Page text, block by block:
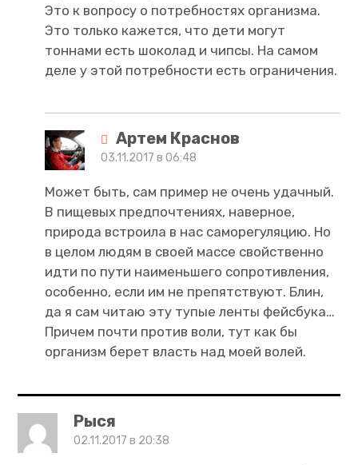
Это к вопросу о потребностях организма.
Это только кажется, что дети могут
тоннами есть шоколад и чипсы. На самом
деле у этой потребности есть ограничения.
Артем Краснов
03.11.2017 в 06:48
Может быть, сам пример не очень удачный.
В пищевых предпочтениях, наверное,
природа встроила в нас саморегуляцию. Но
в целом людям в своей массе свойственно
идти по пути наименьшего сопротивления,
особенно, если им не препятствуют. Блин,
да я сам читаю эту тупые ленты фейсбука…
Причем почти против воли, тут как бы
организм берет власть над моей волей.
Рыся
02.11.2017 в 20:38